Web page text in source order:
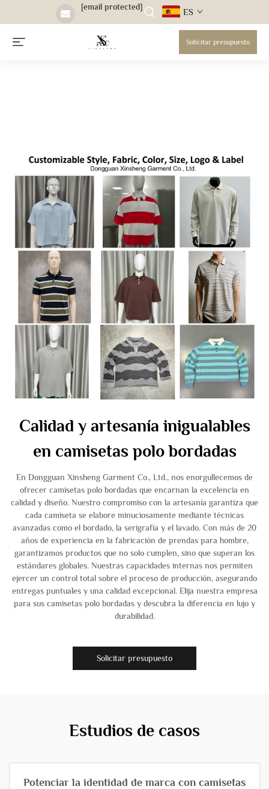
[email protected] ES
Solicitar presupuesto
Calidad y artesanía inigualables
en camisetas polo bordadas
En Dongguan Xinsheng Garment Co., Ltd., nos enorgullecemos de
ofrecer camisetas polo bordadas que encarnan la excelencia en
calidad y diseño. Nuestro compromiso con la artesanía garantiza que
cada camiseta se elabore minuciosamente mediante técnicas
avanzadas como el bordado, la serigrafía y el lavado. Con más de 20
años de experiencia en la fabricación de prendas para hombre,
garantizamos productos que no solo cumplen, sino que superan los
estándares globales. Nuestras capacidades internas nos permiten
ejercer un control total sobre el proceso de producción, asegurando
entregas puntuales y una calidad excepcional. Elija nuestra empresa
para sus camisetas polo bordadas y descubra la diferencia en lujo y
durabilidad.
Solicitar presupuesto
Estudios de casos
Potenciar la identidad de marca con camisetas